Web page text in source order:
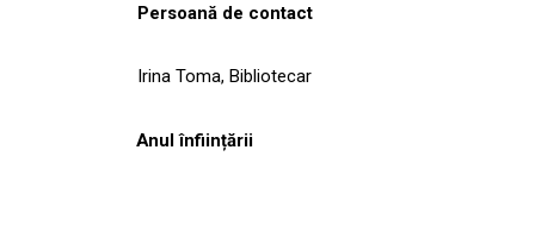
Persoană de contact
Irina Toma, Bibliotecar
Anul înființării